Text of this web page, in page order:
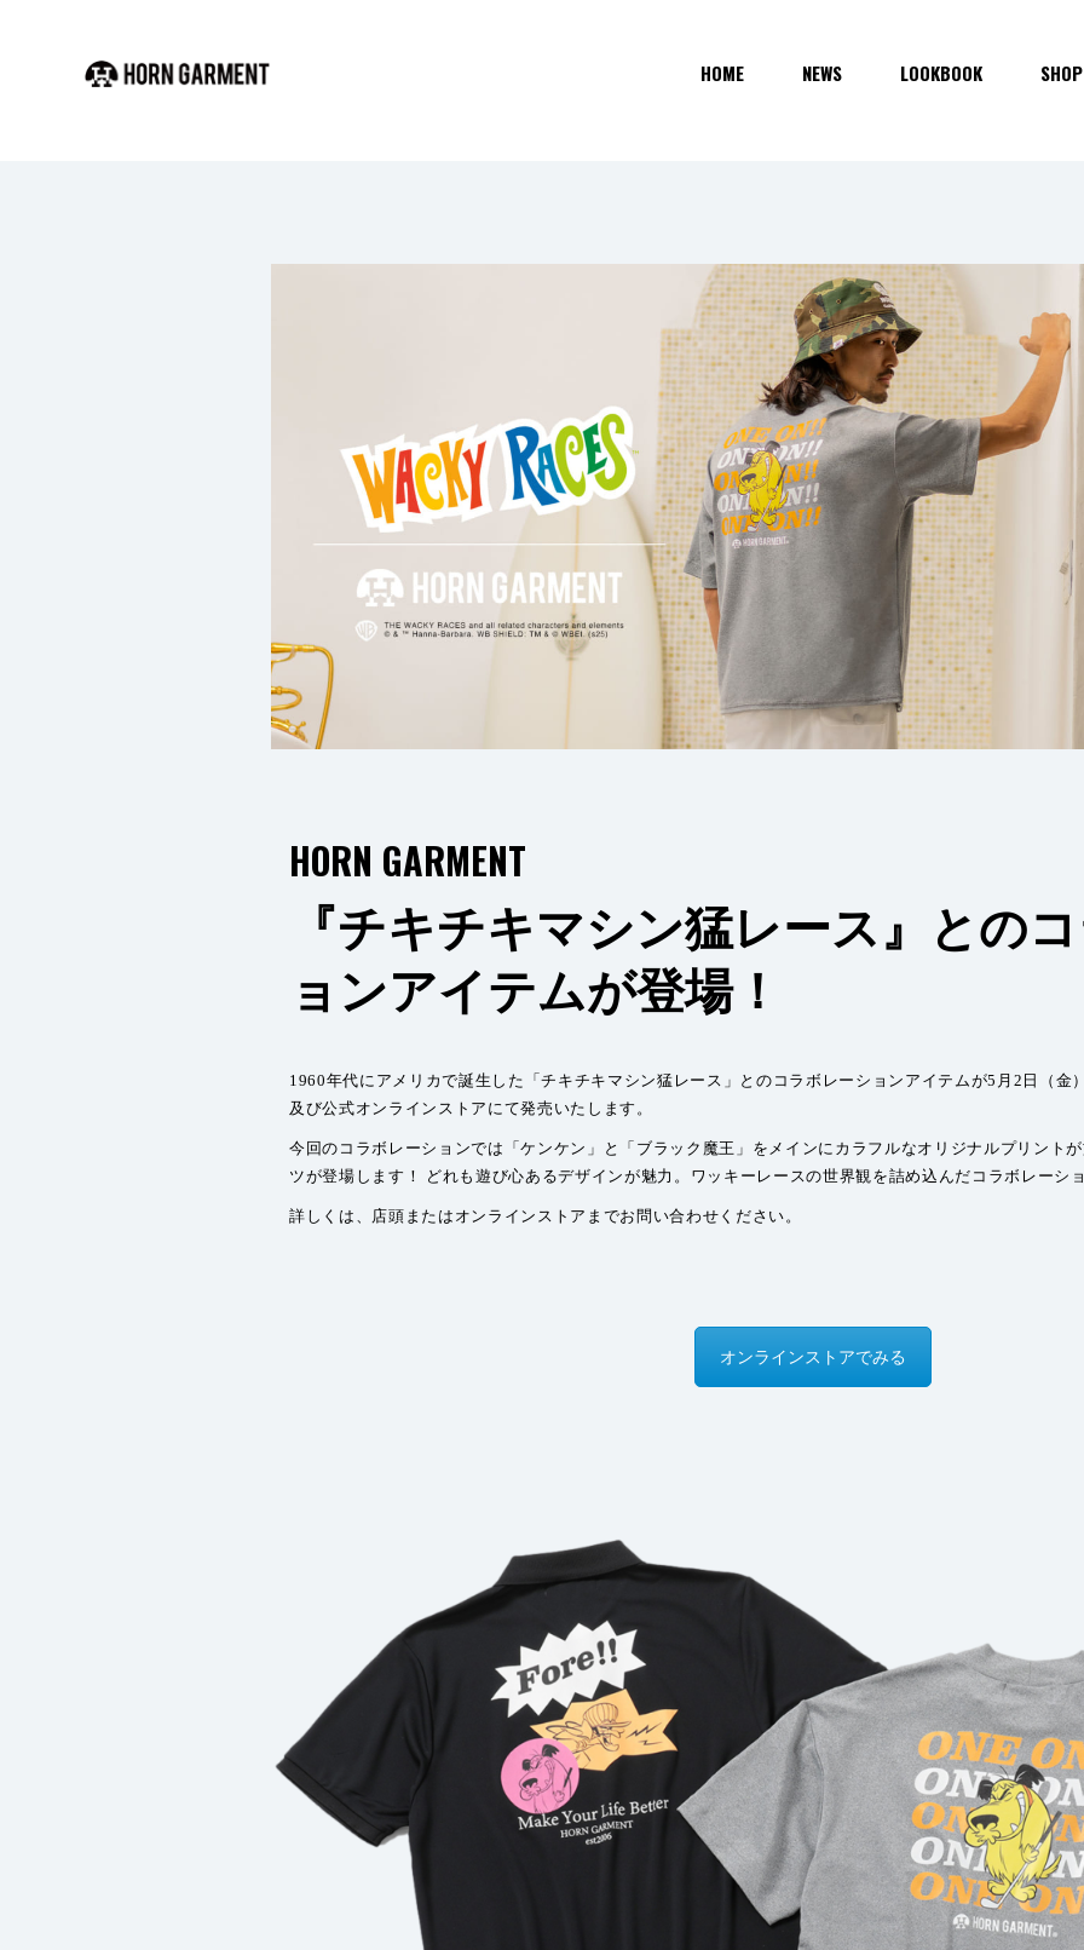
HOME NEWS LOOKBOOK
HORN GARMENT
『チキチキマシン猛レース』との
ョンアイテムが登場！
1960年代にアメリカで誕生した「チキチキマシン猛レース」とのコラボレーションアイテムが5月2日（金
及び公式オンラインストアにて発売いたします。
今回のコラボレーションでは「ケンケン」と「ブラック魔王」をメインにカラフルなオリジナルプリント
ツが登場します！ どれも遊び心あるデザインが魅力。ワッキーレースの世界観を詰め込んだコラボレーシ
詳しくは、店頭またはオンラインストアまでお問い合わせください。
オンラインストアでみる